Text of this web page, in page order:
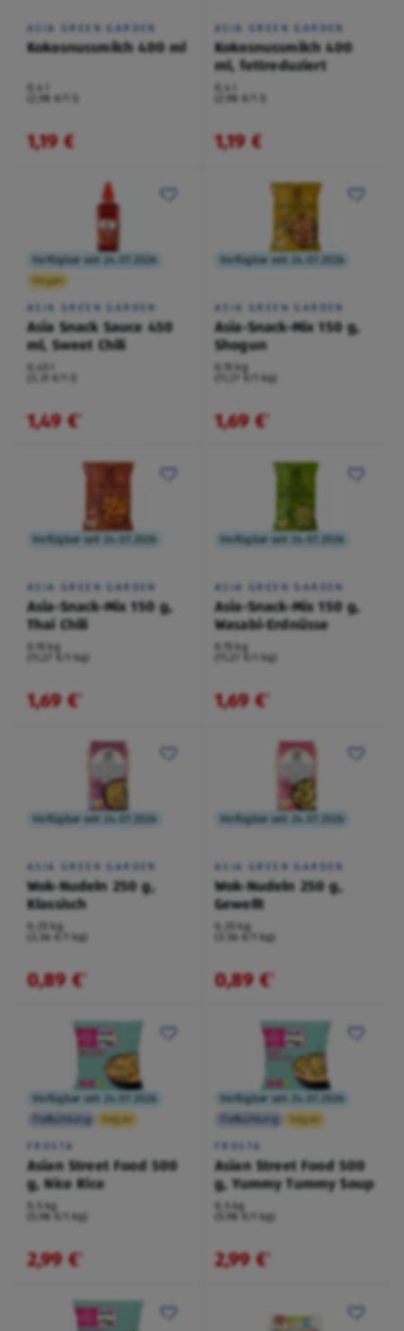
ASIA GREEN GARDEN
Kokosnussmilch 400 ml
0,4 l
(2,98 €/1 l)
1,19 €
ASIA GREEN GARDEN
Kokosnussmilch 400
ml, fettreduziert
0,4 l
(2,98 €/1 l)
1,19 €
Verfügbar seit 24.07.2026
Vegan
ASIA GREEN GARDEN
Asia Snack Sauce 450
ml, Sweet Chili
0,45 l
(3,31 €/1 l)
1,49 €¹
Verfügbar seit 24.07.2026
ASIA GREEN GARDEN
Asia-Snack-Mix 150 g,
Shogun
0,15 kg
(11,27 €/1 kg)
1,69 €¹
Verfügbar seit 24.07.2026
ASIA GREEN GARDEN
Asia-Snack-Mix 150 g,
Thai Chili
0,15 kg
(11,27 €/1 kg)
1,69 €¹
Verfügbar seit 24.07.2026
ASIA GREEN GARDEN
Asia-Snack-Mix 150 g,
Wasabi-Erdnüsse
0,15 kg
(11,27 €/1 kg)
1,69 €¹
Verfügbar seit 24.07.2026
ASIA GREEN GARDEN
Wok-Nudeln 250 g,
Klassisch
0,25 kg
(3,56 €/1 kg)
0,89 €¹
Verfügbar seit 24.07.2026
ASIA GREEN GARDEN
Wok-Nudeln 250 g,
Gewellt
0,25 kg
(3,56 €/1 kg)
0,89 €¹
Verfügbar seit 24.07.2026
Tiefkühlung
Vegan
FROSTA
Asian Street Food 500
g, Nice Rice
0,5 kg
(5,98 €/1 kg)
2,99 €¹
Verfügbar seit 24.07.2026
Tiefkühlung
Vegan
FROSTA
Asian Street Food 500
g, Yummy Tummy Soup
0,5 kg
(5,98 €/1 kg)
2,99 €¹